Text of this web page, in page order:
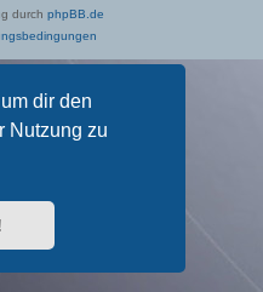
dir den
Nutzung zu
durch phpBB.de